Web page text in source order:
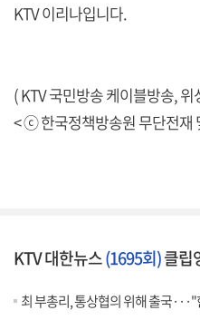
KTV 이리나입니다.
( KTV 국민방송 케이블방송, 위
< ⓒ 한국정책방송원 무단전재
KTV 대한뉴스(1695회)클립
최 부총리, 통상협의 위해 출국